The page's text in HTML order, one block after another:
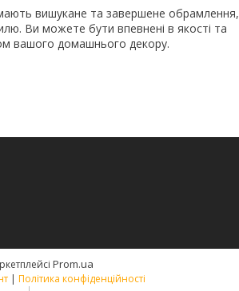
вишукане та завершене обрамлення,
Ви можете бути впевнені в якості та
вашого домашнього декору.
Prom.ua
| Політика конфіденційності